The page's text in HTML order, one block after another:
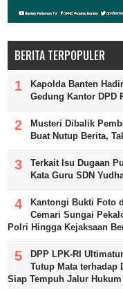
BERITA TERPOPULER
Kapolda Banten
Gedung Kantor DPD
Musteri Dibalik
Buat Nutup Berita,
Terkait Isu Dugaan
Kata Guru SDN
Kantongi Bukti Foto
Cemari Sungai
Polri Hingga Kejaksaan
DPP LPK-RI
Tutup Mata terhadap
Siap Tempuh Jalur